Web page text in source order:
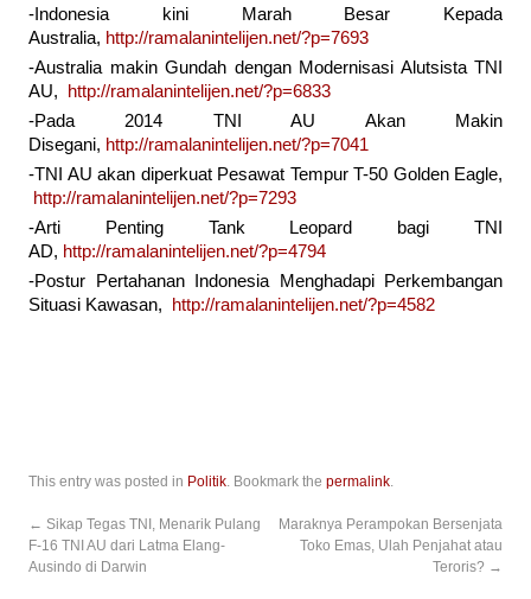
-Indonesia kini Marah Besar Kepada
Australia, http://ramalanintelijen.net/?p=7693
-Australia makin Gundah dengan Modernisasi Alutsista TNI
AU,
http://ramalanintelijen.net/?p=6833
-Pada 2014 TNI AU Akan Makin
Disegani, http://ramalanintelijen.net/?p=7041
-TNI AU akan diperkuat Pesawat Tempur T-50 Golden Eagle,
http://ramalanintelijen.net/?p=7293
-Arti Penting Tank Leopard bagi TNI
AD, http://ramalanintelijen.net/?p=4794
-Postur Pertahanan Indonesia Menghadapi Perkembangan
Situasi Kawasan,
http://ramalanintelijen.net/?p=4582
This entry was posted in Politik. Bookmark the permalink.
← Sikap Tegas TNI, Menarik Pulang
F-16 TNI AU dari Latma Elang-
Ausindo di Darwin
Maraknya Perampokan Bersenjata
Toko Emas, Ulah Penjahat atau
Teroris? →